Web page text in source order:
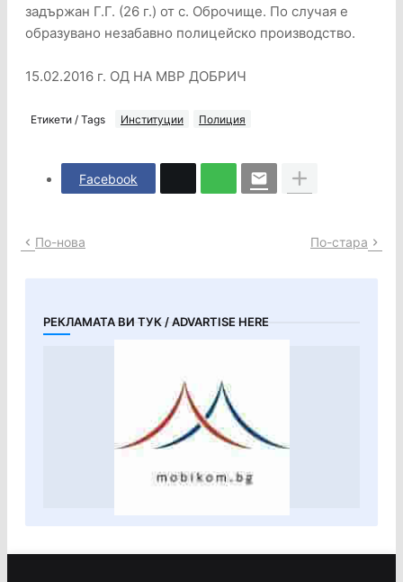
задържан Г.Г. (26 г.) от с. Оброчище. По случая е
образувано незабавно полицейско производство.
15.02.2016 г. ОД НА МВР ДОБРИЧ
Етикети / Tags Институции Полиция
Facebook
По-нова По-стара
РЕКЛАМАТА ВИ ТУК / ADVARTISE HERE